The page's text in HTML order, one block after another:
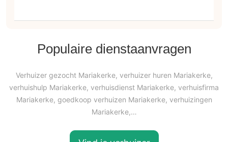
Populaire dienstaanvragen
Verhuizer gezocht Mariakerke, verhuizer huren Mariakerke,
verhuishulp Mariakerke, verhuisdienst Mariakerke, verhuisfirma
Mariakerke, goedkoop verhuizen Mariakerke, verhuizingen
Mariakerke,…